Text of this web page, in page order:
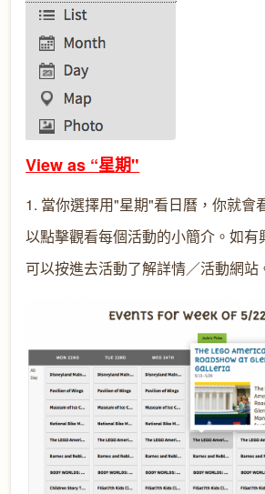
View as “星期"
1. 當你選擇用"星期"看日曆，你就會
以點擊觀看每個活動的小簡介。如有
可以按進去活動了解詳情／活動網站